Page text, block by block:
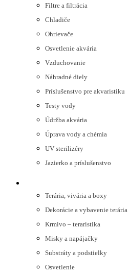
Filtre a filtrácia
Chladiče
Ohrievače
Osvetlenie akvária
Vzduchovanie
Náhradné diely
Príslušenstvo pre akvaristiku
Testy vody
Údržba akvária
Úprava vody a chémia
UV sterilizéry
Jazierko a príslušenstvo
Terária, vivária a boxy
Dekorácie a vybavenie terária
Krmivo – teraristika
Misky a napájačky
Substráty a podstielky
Osvetlenie